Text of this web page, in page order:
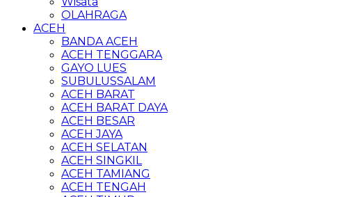
OLAHRAGA
ACEH
BANDA ACEH
ACEH TENGGARA
GAYO LUES
SUBULUSSALAM
ACEH BARAT
ACEH BARAT DAYA
ACEH BESAR
ACEH JAYA
ACEH SELATAN
ACEH SINGKIL
ACEH TAMIANG
ACEH TENGAH